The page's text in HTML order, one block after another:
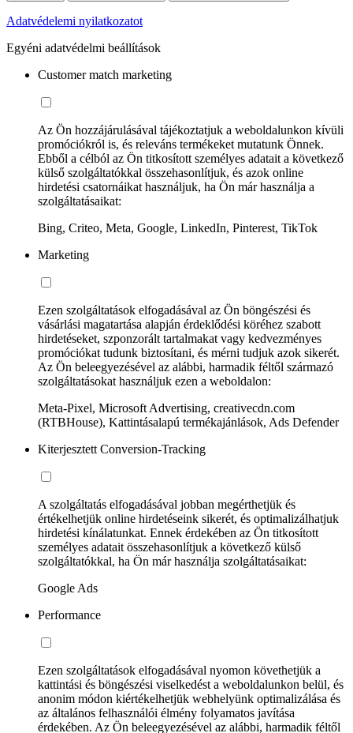
Adatvédelemi nyilatkozatot
Egyéni adatvédelmi beállítások
Customer match marketing
Az Ön hozzájárulásával tájékoztatjuk a weboldalunkon kívüli
promóciókról is, és releváns termékeket mutatunk Önnek.
Ebből a célból az Ön titkosított személyes adatait a következő
külső szolgáltatókkal összehasonlítjuk, és azok online
hirdetési csatornáikat használjuk, ha Ön már használja a
szolgáltatásaikat:
Bing, Criteo, Meta, Google, LinkedIn, Pinterest, TikTok
Marketing
Ezen szolgáltatások elfogadásával az Ön böngészési és
vásárlási magatartása alapján érdeklődési köréhez szabott
hirdetéseket, szponzorált tartalmakat vagy kedvezményes
promóciókat tudunk biztosítani, és mérni tudjuk azok sikerét.
Az Ön beleegyezésével az alábbi, harmadik féltől származó
szolgáltatásokat használjuk ezen a weboldalon:
Meta-Pixel, Microsoft Advertising, creativecdn.com
(RTBHouse), Kattintásalapú termékajánlások, Ads Defender
Kiterjesztett Conversion-Tracking
A szolgáltatás elfogadásával jobban megérthetjük és
értékelhetjük online hirdetéseink sikerét, és optimalizálhatjuk
hirdetési kínálatunkat. Ennek érdekében az Ön titkosított
személyes adatait összehasonlítjuk a következő külső
szolgáltatókkal, ha Ön már használja szolgáltatásaikat:
Google Ads
Performance
Ezen szolgáltatások elfogadásával nyomon követhetjük a
kattintási és böngészési viselkedést a weboldalunkon belül, és
anonim módon kiértékelhetjük webhelyünk optimalizálása és
az általános felhasználói élmény folyamatos javítása
érdekében. Az Ön beleegyezésével az alábbi, harmadik féltől